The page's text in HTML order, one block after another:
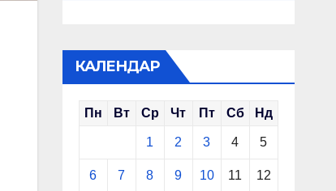
КАЛЕНДАР
Пн Вт Ср Чт Пт Сб Нд
1 2 3 4 5
6 7 8 9 10 11 12